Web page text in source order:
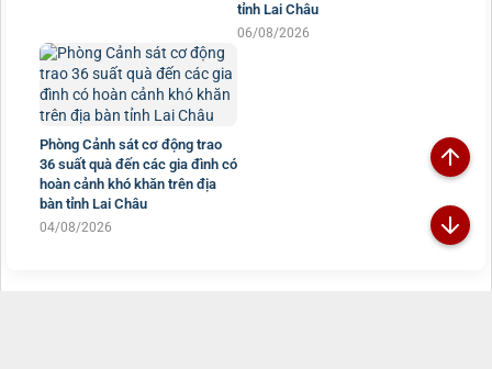
lũ gây ra tại xã Mường Than,
tỉnh Lai Châu
Phòng Cảnh sát cơ động trao
36 suất quà đến các gia đình có
hoàn cảnh khó khăn trên địa
bàn tỉnh Lai Châu